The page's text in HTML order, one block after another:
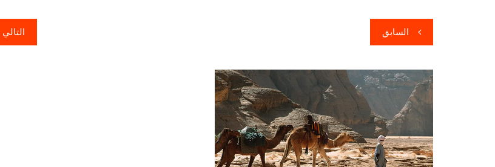
تصفّح
المقالات
السابق التالي